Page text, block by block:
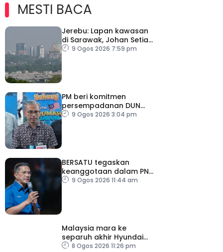
MESTI BACA
Jerebu: Lapan kawasan
di Sarawak, Johan Setia
di Selangor catat IPU
9 Ogos 2026 7:59 pm
PM beri komitmen
persempadanan DUN
Sarawak, minta laporan
9 Ogos 2026 3:04 pm
BERSATU tegaskan
keanggotaan dalam PN
masih sah
9 Ogos 2026 11:44 am
Malaysia mara ke
separuh akhir Hyundai
ASEAN Cup
8 Ogos 2026 11:26 pm